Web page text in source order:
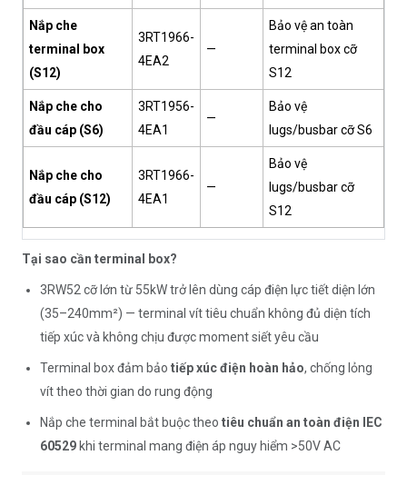
Nắp che
terminal box
(S12)
3RT1966-
4EA2
—
Bảo vệ an toàn
terminal box cỡ
S12
Nắp che cho
đầu cáp (S6)
3RT1956-
4EA1
—
Bảo vệ
lugs/busbar cỡ S6
Nắp che cho
đầu cáp (S12)
3RT1966-
4EA1
—
Bảo vệ
lugs/busbar cỡ
S12
Tại sao cần terminal box?
3RW52 cỡ lớn từ 55kW trở lên dùng cáp điện lực tiết diện lớn
(35–240mm²) — terminal vít tiêu chuẩn không đủ diện tích
tiếp xúc và không chịu được moment siết yêu cầu
Terminal box đảm bảo tiếp xúc điện hoàn hảo, chống lỏng
vít theo thời gian do rung động
Nắp che terminal bắt buộc theo tiêu chuẩn an toàn điện IEC
60529 khi terminal mang điện áp nguy hiểm >50V AC